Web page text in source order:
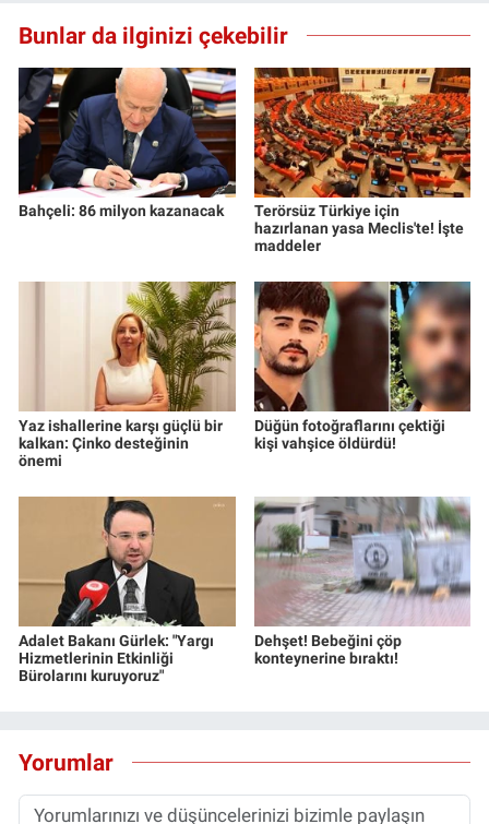
Bunlar da ilginizi çekebilir
Bahçeli: 86 milyon kazanacak
Terörsüz Türkiye için
hazırlanan yasa Meclis'te! İşte
maddeler
Yaz ishallerine karşı güçlü bir
kalkan: Çinko desteğinin
önemi
Düğün fotoğraflarını çektiği
kişi vahşice öldürdü!
Adalet Bakanı Gürlek: "Yargı
Hizmetlerinin Etkinliği
Bürolarını kuruyoruz"
Dehşet! Bebeğini çöp
konteynerine bıraktı!
Yorumlar